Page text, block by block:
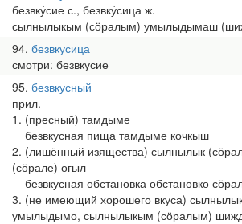
безвку́сие с., безвку́сица ж.
сылнылыкым (сӧралым) умылыдымаш
94 безвкусица
смотри: безвкусие
95 безвкусный
прил.
1. (пресный) тамдыме
безвкусная пища тамдыме кочкыш
2. (лишённый изящества) сылнылык
(сӧрале) огыл
безвкусная обстановка обстановко
3. (не имеющий хорошего вкуса)
умылыдымо, сылнылыкым (сӧралым)